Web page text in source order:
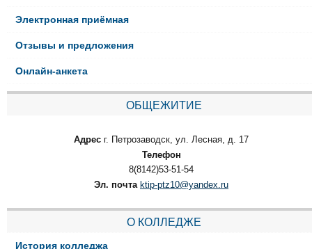
Электронная приёмная
Отзывы и предложения
Онлайн-анкета
ОБЩЕЖИТИЕ
Адрес г. Петрозаводск, ул. Лесная, д. 17
Телефон
8(8142)53-51-54
Эл. почта ktip-ptz10@yandex.ru
О КОЛЛЕДЖЕ
История колледжа